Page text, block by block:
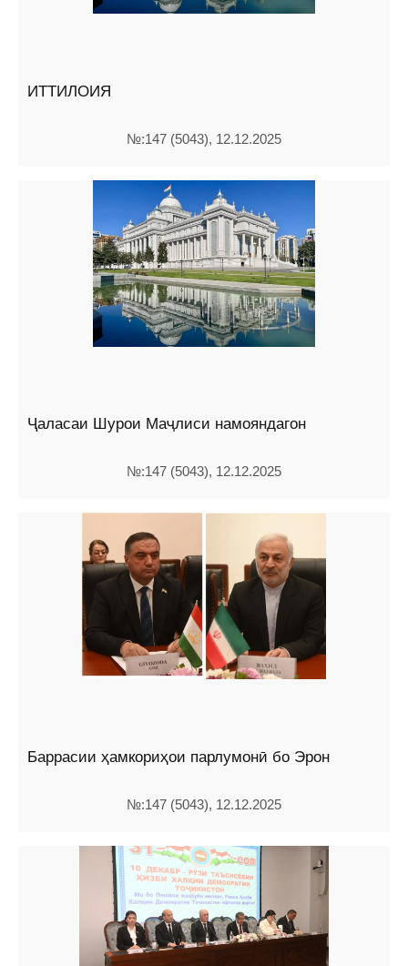
ИТТИЛОИЯ
№:147 (5043), 12.12.2025
Ҷаласаи Шурои Маҷлиси намояндагон
№:147 (5043), 12.12.2025
Баррасии ҳамкориҳои парлумонӣ бо Эрон
№:147 (5043), 12.12.2025